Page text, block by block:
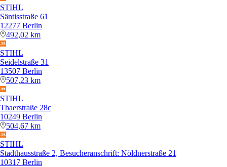
STIHL
Säntisstraße 61
12277 Berlin
492,02 km
STIHL
Seidelstraße 31
13507 Berlin
507,23 km
STIHL
Thaerstraße 28c
10249 Berlin
504,67 km
STIHL
Stadthausstraße 2, Besucheranschrift: Nöldnerstraße 21
10317 Berlin